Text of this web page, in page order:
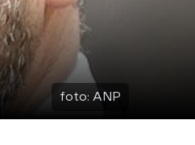
foto: ANP